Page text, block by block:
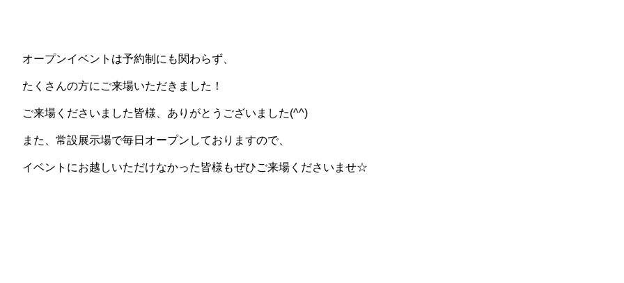
オープンイベントは予約制にも関わらず、
たくさんの方にご来場いただきました！
ご来場くださいました皆様、ありがとうございました(^^)
また、常設展示場で毎日オープンしておりますので、
イベントにお越しいただけなかった皆様もぜひご来場くださいませ☆